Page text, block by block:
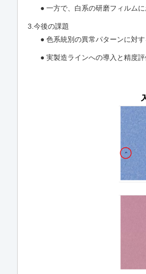
● 一方で、白系の研磨フィルム
3.今後の課題
● 色系統別の異常パターンに対
● 実製造ラインへの導入と精度評